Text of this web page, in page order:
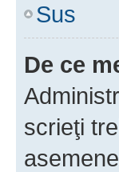
Sus
De ce
scrieţi